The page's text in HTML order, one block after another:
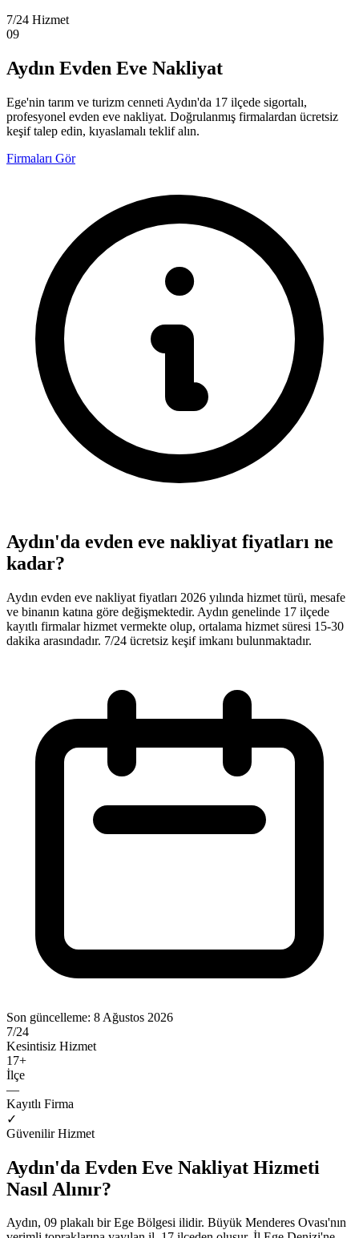
7/24 Hizmet
09
Aydın Evden Eve Nakliyat
Ege'nin tarım ve turizm cenneti Aydın'da 17 ilçede sigortalı,
profesyonel evden eve nakliyat. Doğrulanmış firmalardan ücretsiz
keşif talep edin, kıyaslamalı teklif alın.
Firmaları Gör
Aydın'da evden eve nakliyat fiyatları ne
kadar?
Aydın evden eve nakliyat fiyatları 2026 yılında hizmet türü, mesafe
ve binanın katına göre değişmektedir. Aydın genelinde 17 ilçede
kayıtlı firmalar hizmet vermekte olup, ortalama hizmet süresi 15-30
dakika arasındadır. 7/24 ücretsiz keşif imkanı bulunmaktadır.
Son güncelleme: 8 Ağustos 2026
7/24
Kesintisiz Hizmet
17+
İlçe
—
Kayıtlı Firma
✓
Güvenilir Hizmet
Aydın'da Evden Eve Nakliyat Hizmeti
Nasıl Alınır?
Aydın, 09 plakalı bir Ege Bölgesi ilidir. Büyük Menderes Ovası'nın